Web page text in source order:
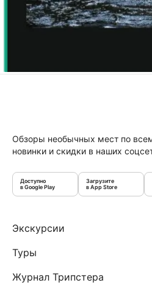
Обзоры необычных мест по
новинки и скидки в наших
Доступно
в Google Play
Загрузите
в App Store
Экскурсии
Туры
Журнал Трипстера